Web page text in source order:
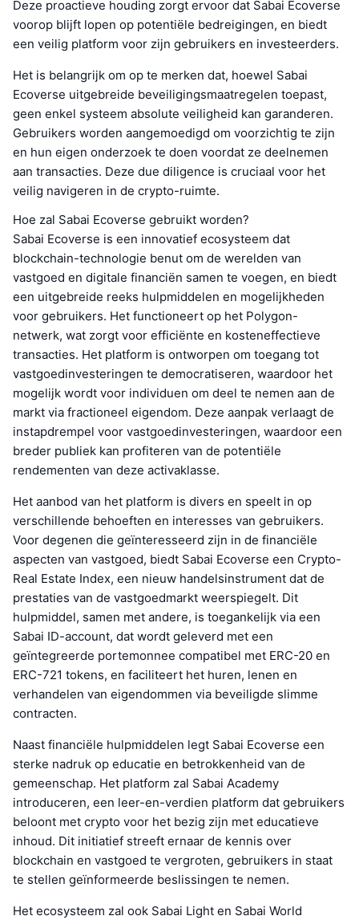
Deze proactieve houding zorgt ervoor dat Sabai Ecoverse
voorop blijft lopen op potentiële bedreigingen, en biedt
een veilig platform voor zijn gebruikers en investeerders.
Het is belangrijk om op te merken dat, hoewel Sabai
Ecoverse uitgebreide beveiligingsmaatregelen toepast,
geen enkel systeem absolute veiligheid kan garanderen.
Gebruikers worden aangemoedigd om voorzichtig te zijn
en hun eigen onderzoek te doen voordat ze deelnemen
aan transacties. Deze due diligence is cruciaal voor het
veilig navigeren in de crypto-ruimte.
Hoe zal Sabai Ecoverse gebruikt worden?
Sabai Ecoverse is een innovatief ecosysteem dat
blockchain-technologie benut om de werelden van
vastgoed en digitale financiën samen te voegen, en biedt
een uitgebreide reeks hulpmiddelen en mogelijkheden
voor gebruikers. Het functioneert op het Polygon-
netwerk, wat zorgt voor efficiënte en kosteneffectieve
transacties. Het platform is ontworpen om toegang tot
vastgoedinvesteringen te democratiseren, waardoor het
mogelijk wordt voor individuen om deel te nemen aan de
markt via fractioneel eigendom. Deze aanpak verlaagt de
instapdrempel voor vastgoedinvesteringen, waardoor een
breder publiek kan profiteren van de potentiële
rendementen van deze activaklasse.
Het aanbod van het platform is divers en speelt in op
verschillende behoeften en interesses van gebruikers.
Voor degenen die geïnteresseerd zijn in de financiële
aspecten van vastgoed, biedt Sabai Ecoverse een Crypto-
Real Estate Index, een nieuw handelsinstrument dat de
prestaties van de vastgoedmarkt weerspiegelt. Dit
hulpmiddel, samen met andere, is toegankelijk via een
Sabai ID-account, dat wordt geleverd met een
geïntegreerde portemonnee compatibel met ERC-20 en
ERC-721 tokens, en faciliteert het huren, lenen en
verhandelen van eigendommen via beveiligde slimme
contracten.
Naast financiële hulpmiddelen legt Sabai Ecoverse een
sterke nadruk op educatie en betrokkenheid van de
gemeenschap. Het platform zal Sabai Academy
introduceren, een leer-en-verdien platform dat gebruikers
beloont met crypto voor het bezig zijn met educatieve
inhoud. Dit initiatief streeft ernaar de kennis over
blockchain en vastgoed te vergroten, gebruikers in staat
te stellen geïnformeerde beslissingen te nemen.
Het ecosysteem zal ook Sabai Light en Sabai World